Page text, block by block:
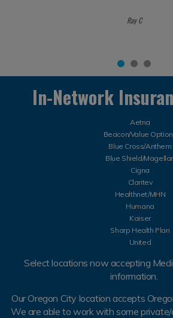
Ray C
In-Network
Aetna
Beacon/Value
Blue Cross/Anthem
Blue Shield/
Cigna
Claritev
Healthnet/MHN
Humana
Kaiser
Sharp Health Plan
United
Select locations now accepting
information.
Our Oregon City location accepts
We are able to work with some private/